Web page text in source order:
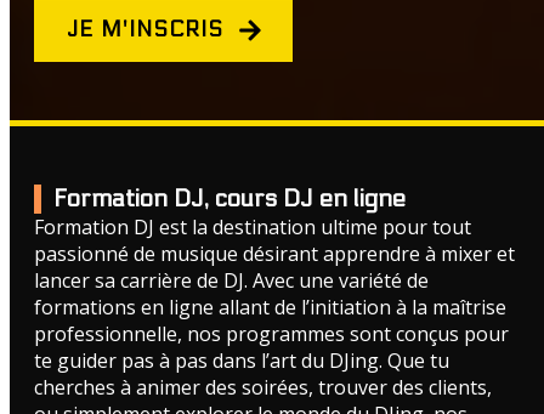
JE M'INSCRIS
Formation DJ, cours DJ en ligne
Formation DJ est la destination ultime pour tout
passionné de musique désirant apprendre à mixer et
lancer sa carrière de DJ. Avec une variété de
formations en ligne allant de l’initiation à la maîtrise
professionnelle, nos programmes sont conçus pour
te guider pas à pas dans l’art du DJing. Que tu
cherches à animer des soirées, trouver des clients,